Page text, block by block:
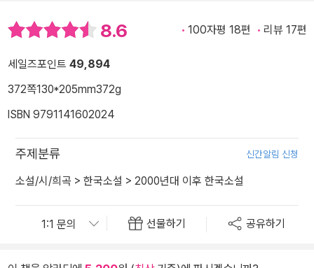
8.6 100자평 18편 리뷰 17편
세일즈포인트 49,894
372쪽130*205mm372g
ISBN 9791141602024
주제분류 신간알림 신청
소설/시/희곡 > 한국소설 > 2000년대 이후 한국소설
선물하기 공유하기